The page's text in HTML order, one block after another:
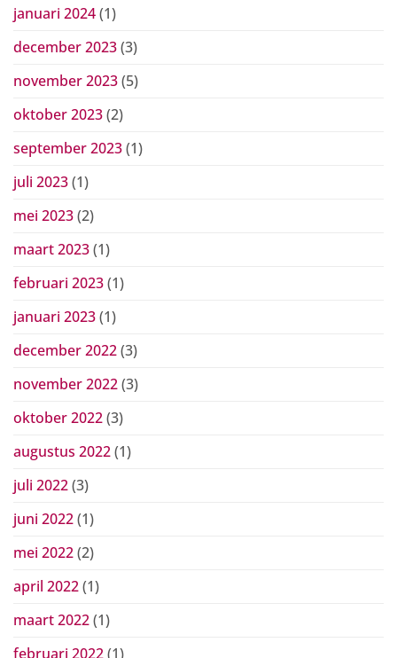
januari 2024(1)
december 2023(3)
november 2023(5)
oktober 2023(2)
september 2023(1)
juli 2023(1)
mei 2023(2)
maart 2023(1)
februari 2023(1)
januari 2023(1)
december 2022(3)
november 2022(3)
oktober 2022(3)
augustus 2022(1)
juli 2022(3)
juni 2022(1)
mei 2022(2)
april 2022(1)
maart 2022(1)
februari 2022(1)